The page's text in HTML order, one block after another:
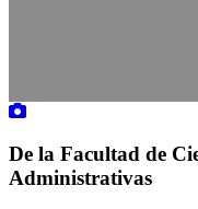
De la Facultad de
Administrativas